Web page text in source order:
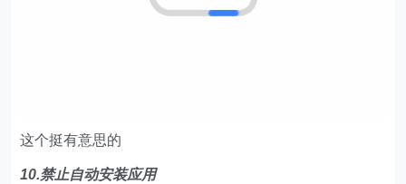
这个挺有意思的
10.禁止自动安装应用